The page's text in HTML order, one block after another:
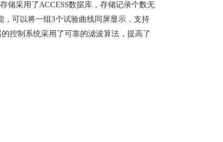
储采用了ACCESS数据库，存储记录个数无
可以将一组3个试验曲线同屏显示，支持
控制系统采用了可靠的滤波算法，提高了